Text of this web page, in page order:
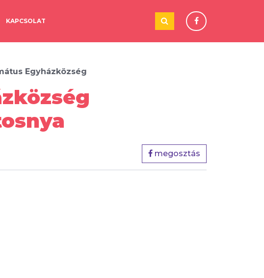
KAPCSOLAT
Egyházközség
megosztás